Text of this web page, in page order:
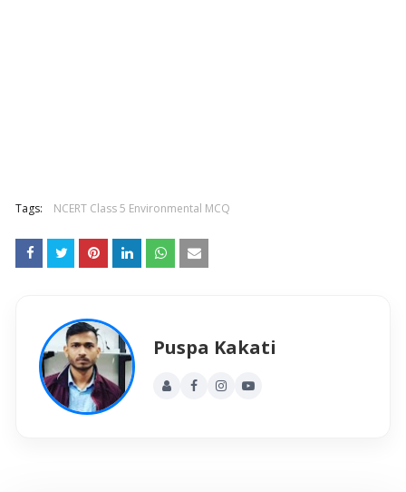
Tags: NCERT Class 5 Environmental MCQ
Puspa Kakati